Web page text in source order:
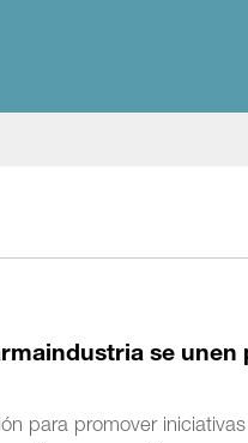
se
para promover